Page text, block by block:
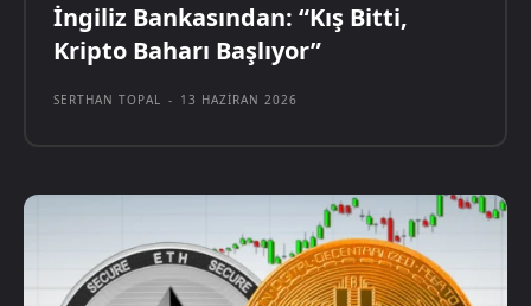
İngiliz Bankasından: “Kış Bitti,
Kripto Baharı Başlıyor”
SERTHAN TOPAL - 13 HAZIRAN 2026